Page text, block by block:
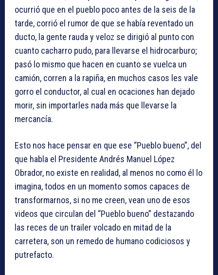
ocurrió que en el pueblo poco antes de la seis de la
tarde, corrió el rumor de que se había reventado un
ducto, la gente rauda y veloz se dirigió al punto con
cuanto cacharro pudo, para llevarse el hidrocarburo;
pasó lo mismo que hacen en cuanto se vuelca un
camión, corren a la rapiña, en muchos casos les vale
gorro el conductor, al cual en ocaciones han dejado
morir, sin importarles nada más que llevarse la
mercancía.
Esto nos hace pensar en que ese “Pueblo bueno”, del
que habla el Presidente Andrés Manuel López
Obrador, no existe en realidad, al menos no como él lo
imagina, todos en un momento somos capaces de
transformarnos, si no me creen, vean uno de esos
videos que circulan del “Pueblo bueno” destazando
las reces de un trailer volcado en mitad de la
carretera, son un remedo de humano codiciosos y
putrefacto.